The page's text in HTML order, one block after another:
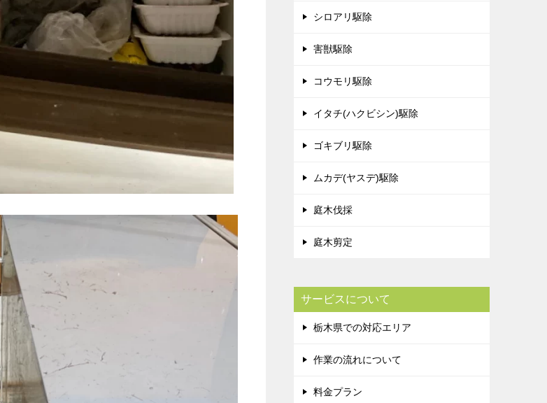
シロアリ駆除
害獣駆除
コウモリ駆除
イタチ(ハクビシン)駆除
ゴキブリ駆除
ムカデ(ヤスデ)駆除
庭木伐採
庭木剪定
サービスについて
栃木県での対応エリア
作業の流れについて
料金プラン